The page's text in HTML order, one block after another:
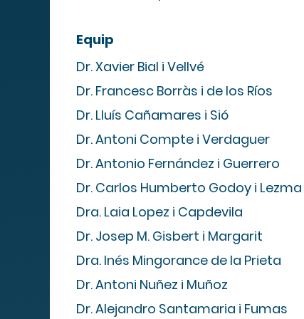
Equip
Dr. Xavier Bial i Vellvé
Dr. Francesc Borràs i de los Ríos
Dr. Lluís Cañamares i Sió
Dr. Antoni Compte i Verdaguer
Dr. Antonio Fernández i Guerrero
Dr. Carlos Humberto Godoy i Lezma
Dra. Laia Lopez i Capdevila
Dr. Josep M. Gisbert i Margarit
Dra. Inés Mingorance de la Prieta
Dr. Antoni Nuñez i Muñoz
Dr. Alejandro Santamaria i Fumas
Mapa
MIPS